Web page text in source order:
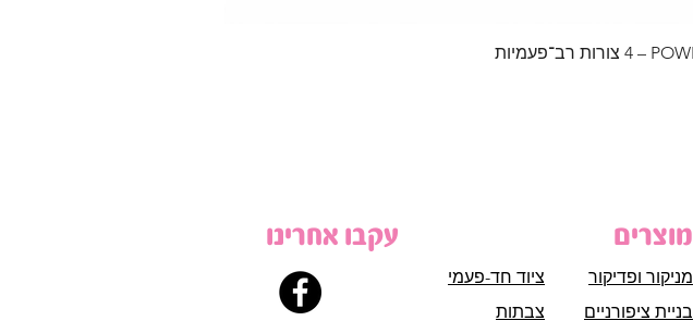
עקבו אחרינו מוצרים
ציוד חד-פעמי
צבתות
מניקור ופדיקור
בניית ציפורניים